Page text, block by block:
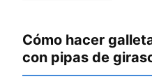
Cómo hacer
con pipas de